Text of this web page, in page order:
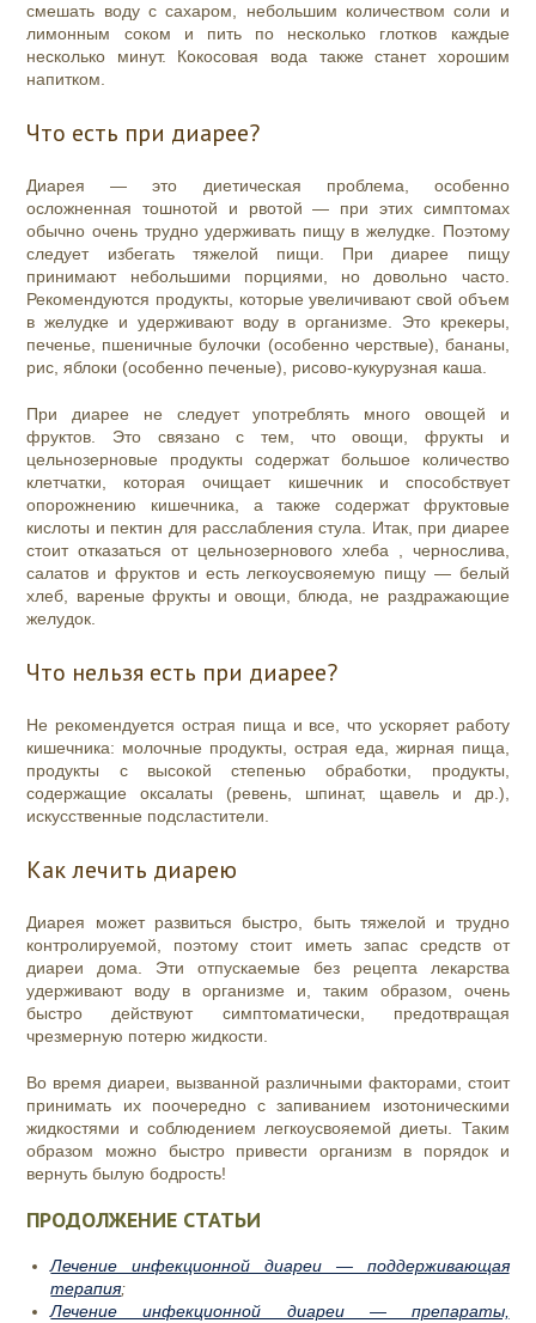
смешать воду с сахаром, небольшим количеством соли и
лимонным соком и пить по несколько глотков каждые
несколько минут. Кокосовая вода также станет хорошим
напитком.
Что есть при диарее?
Диарея — это диетическая проблема, особенно
осложненная тошнотой и рвотой — при этих симптомах
обычно очень трудно удерживать пищу в желудке. Поэтому
следует избегать тяжелой пищи. При диарее пищу
принимают небольшими порциями, но довольно часто.
Рекомендуются продукты, которые увеличивают свой объем
в желудке и удерживают воду в организме. Это крекеры,
печенье, пшеничные булочки (особенно черствые), бананы,
рис, яблоки (особенно печеные), рисово-кукурузная каша.
При диарее не следует употреблять много овощей и
фруктов. Это связано с тем, что овощи, фрукты и
цельнозерновые продукты содержат большое количество
клетчатки, которая очищает кишечник и способствует
опорожнению кишечника, а также содержат фруктовые
кислоты и пектин для расслабления стула. Итак, при диарее
стоит отказаться от цельнозернового хлеба , чернослива,
салатов и фруктов и есть легкоусвояемую пищу — белый
хлеб, вареные фрукты и овощи, блюда, не раздражающие
желудок.
Что нельзя есть при диарее?
Не рекомендуется острая пища и все, что ускоряет работу
кишечника: молочные продукты, острая еда, жирная пища,
продукты с высокой степенью обработки, продукты,
содержащие оксалаты (ревень, шпинат, щавель и др.),
искусственные подсластители.
Как лечить диарею
Диарея может развиться быстро, быть тяжелой и трудно
контролируемой, поэтому стоит иметь запас средств от
диареи дома. Эти отпускаемые без рецепта лекарства
удерживают воду в организме и, таким образом, очень
быстро действуют симптоматически, предотвращая
чрезмерную потерю жидкости.
Во время диареи, вызванной различными факторами, стоит
принимать их поочередно с запиванием изотоническими
жидкостями и соблюдением легкоусвояемой диеты. Таким
образом можно быстро привести организм в порядок и
вернуть былую бодрость!
ПРОДОЛЖЕНИЕ СТАТЬИ
Лечение инфекционной диареи — поддерживающая
терапия;
Лечение инфекционной диареи — препараты,